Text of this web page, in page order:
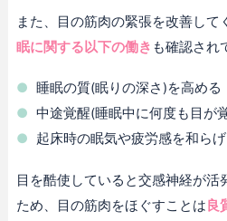
また、目の筋肉の緊張を改善して
眠に関する以下の働き も確認され
睡眠の質(眠りの深さ)を高める
中途覚醒(睡眠中に何度も目が
起床時の眠気や疲労感を和ら
目を酷使していると交感神経が活
ため、目の筋肉をほぐすことは良